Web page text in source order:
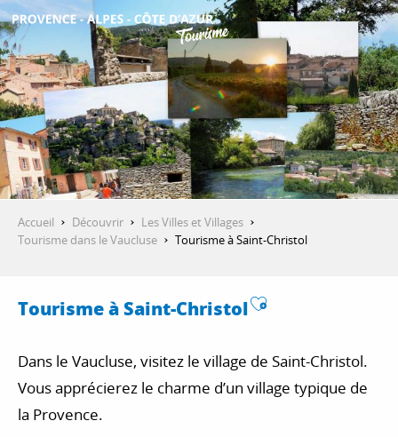
Aller
au
contenu
principal
DÉCOUVRIR
QUE FAIRE ?
SÉJOURNER
Accueil Découvrir
Les Villes et Villages
Tourisme dans le Vaucluse
Tourisme à Saint-Christol
Tourisme à Saint-ChristolAjouter aux
Dans le Vaucluse, visitez le village de Saint-Christol.
Vous apprécierez le charme d’un village typique de
la Provence.